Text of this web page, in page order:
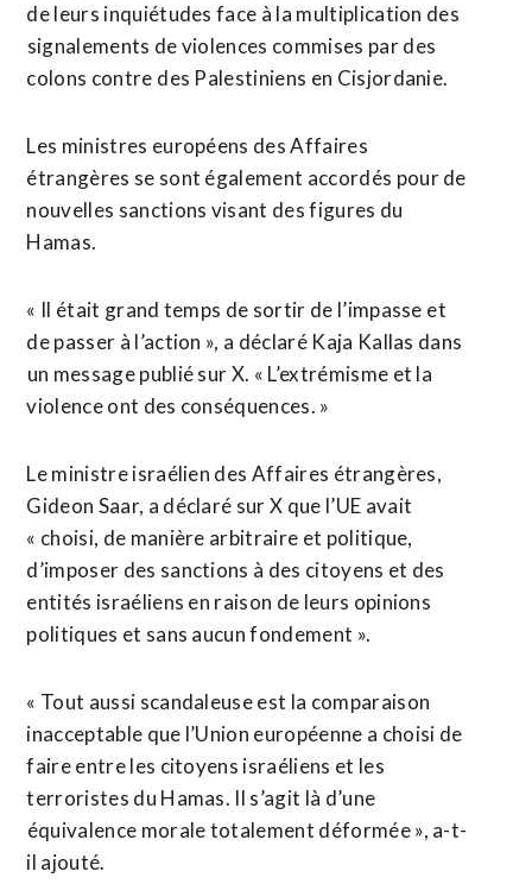
de leurs inquiétudes face à la multiplication des
⁠signalements de violences commises par des
colons contre ⁠des Palestiniens en Cisjordanie.
Les ministres européens des Affaires
étrangères se sont également accordés pour de
nouvelles sanctions visant des figures du
Hamas.
« Il était grand temps de sortir de l’impasse ⁠et
‌de passer à l’action », a déclaré Kaja Kallas dans
⁠un message publié sur X. « L’extrémisme et ​la
violence ​ont des conséquences. »
Le ministre israélien des Affaires étrangères,
Gideon Saar, ​a déclaré sur X que l’UE avait
« choisi, de manière arbitraire et politique,
‌d’imposer des ​sanctions à des citoyens et des
entités israéliens en raison de ​leurs opinions
politiques et sans aucun fondement ».
« Tout aussi scandaleuse est la comparaison
inacceptable que l’Union européenne a choisi de
faire entre les citoyens israéliens et les
terroristes du Hamas. Il s’agit là d’une
⁠équivalence morale totalement déformée », a-t-
il ajouté.